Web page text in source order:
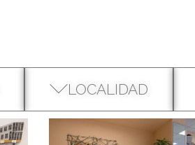
LOCALIDAD